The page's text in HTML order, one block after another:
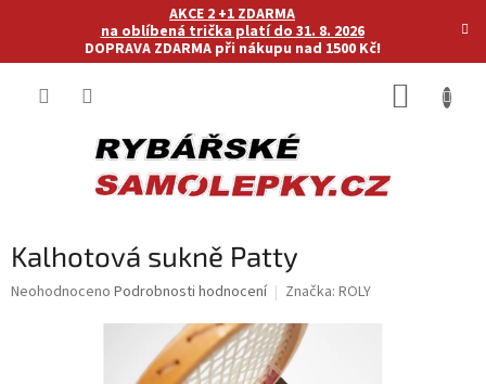
AKCE 2 +1 ZDARMA
na oblíbená trička platí do 31. 8. 2026
DOPRAVA ZDARMA při nákupu nad 1500 Kč!
Kalhotová sukně Patty
Průměrné
Neohodnoceno Podrobnosti hodnocení Značka: ROLY